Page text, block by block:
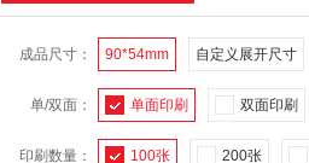
成品尺寸： 90*54mm 自定义展开尺寸
单/双面： 单面印刷 双面印刷
印刷数量： 100张 200张